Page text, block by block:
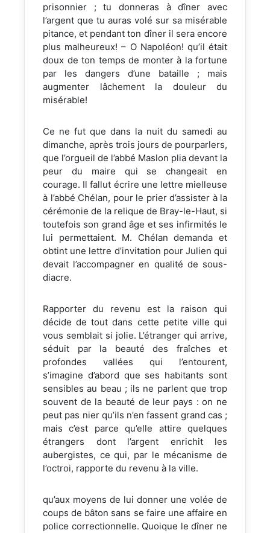
prisonnier ; tu donneras à dîner avec
l’argent que tu auras volé sur sa misérable
pitance, et pendant ton dîner il sera encore
plus malheureux! – O Napoléon! qu’il était
doux de ton temps de monter à la fortune
par les dangers d’une bataille ; mais
augmenter lâchement la douleur du
misérable!
Ce ne fut que dans la nuit du samedi au
dimanche, après trois jours de pourparlers,
que l’orgueil de l’abbé Maslon plia devant la
peur du maire qui se changeait en
courage. Il fallut écrire une lettre mielleuse
à l’abbé Chélan, pour le prier d’assister à la
cérémonie de la relique de Bray-le-Haut, si
toutefois son grand âge et ses infirmités le
lui permettaient. M. Chélan demanda et
obtint une lettre d’invitation pour Julien qui
devait l’accompagner en qualité de sous-
diacre.
Rapporter du revenu est la raison qui
décide de tout dans cette petite ville qui
vous semblait si jolie. L’étranger qui arrive,
séduit par la beauté des fraîches et
profondes vallées qui l’entourent,
s’imagine d’abord que ses habitants sont
sensibles au beau ; ils ne parlent que trop
souvent de la beauté de leur pays : on ne
peut pas nier qu’ils n’en fassent grand cas ;
mais c’est parce qu’elle attire quelques
étrangers dont l’argent enrichit les
aubergistes, ce qui, par le mécanisme de
l’octroi, rapporte du revenu à la ville.
qu’aux moyens de lui donner une volée de
coups de bâton sans se faire une affaire en
police correctionnelle. Quoique le dîner ne